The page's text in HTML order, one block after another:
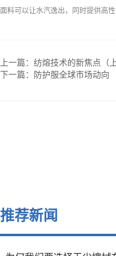
面料可以让水汽逸出，同时提供高性
上一篇： 纺熔技术的新焦点（上
下一篇：
防护服全球市场动向
推荐新闻